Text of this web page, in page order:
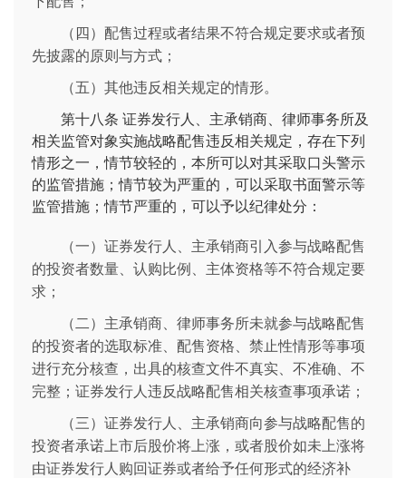
（四）配售过程或者结果不符合规定要求或者预
先披露的原则与方式；
（五）其他违反相关规定的情形。
第十八条 证券发行人、主承销商、律师事务所及
相关监管对象实施战略配售违反相关规定，存在下列
情形之一，情节较轻的，本所可以对其采取口头警示
的监管措施；情节较为严重的，可以采取书面警示等
监管措施；情节严重的，可以予以纪律处分：
（一）证券发行人、主承销商引入参与战略配售
的投资者数量、认购比例、主体资格等不符合规定要
求；
（二）主承销商、律师事务所未就参与战略配售
的投资者的选取标准、配售资格、禁止性情形等事项
进行充分核查，出具的核查文件不真实、不准确、不
完整；证券发行人违反战略配售相关核查事项承诺；
（三）证券发行人、主承销商向参与战略配售的
投资者承诺上市后股价将上涨，或者股价如未上涨将
由证券发行人购回证券或者给予任何形式的经济补